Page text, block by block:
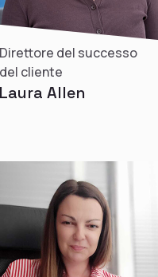
Direttore del successo
del cliente
Laura Allen